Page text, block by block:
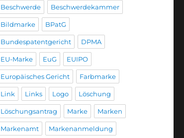
Beschwerde Beschwerdekammer
Bildmarke BPatG
Bundespatentgericht DPMA
EU-Marke EuG EUIPO
Europäisches Gericht Farbmarke
Link Links Logo Löschung
Löschungsantrag Marke Marken
Markenamt Markenanmeldung